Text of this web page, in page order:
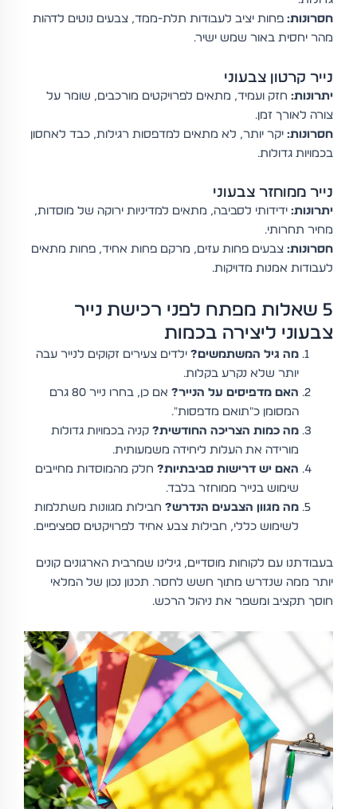
חסרונות:פחות יציב לעבודות תלת-ממד, צבעים נוטים לדהות
מהר יחסית באור שמש ישיר.
נייר קרטון צבעוני
יתרונות:חזק ועמיד, מתאים לפרויקטים מורכבים, שומר על
צורה לאורך זמן.
חסרונות:יקר יותר, לא מתאים למדפסות רגילות, כבד לאחסון
בכמויות גדולות.
נייר ממוחזר צבעוני
יתרונות:ידידותי לסביבה, מתאים למדיניות ירוקה של מוסדות,
מחיר תחרותי.
חסרונות:צבעים פחות עזים, מרקם פחות אחיד, פחות מתאים
לעבודות אמנות מדויקות.
5 שאלות מפתח לפני רכישת נייר
צבעוני ליצירה בכמות
מה גיל המשתמשים? ילדים צעירים זקוקים לנייר עבה
יותר שלא נקרע בקלות.
האם מדפיסים על הנייר?
אם כן, בחרו נייר 80 גרם
המסומן כ"תואם מדפסות".
מה כמות הצריכה החודשית? קניה בכמויות גדולות
מורידה את העלות ליחידה משמעותית.
האם יש דרישות סביבתיות? חלק מהמוסדות מחייבים
שימוש בנייר ממוחזר בלבד.
מה מגוון הצבעים הנדרש? חבילות מגוונות משתלמות
לשימוש כללי, חבילות צבע אחיד לפרויקטים ספציפיים.
בעבודתנו עם לקוחות מוסדיים, גילינו שמרבית הארגונים קונים
יותר ממה שנדרש מתוך חשש לחסר. תכנון נכון של המלאי
חוסך תקציב ומשפר את ניהול הרכש.